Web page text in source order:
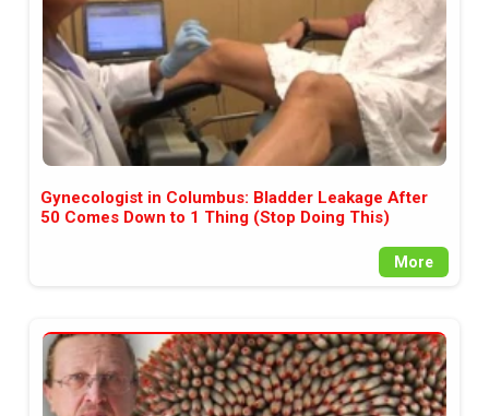
Gynecologist in Columbus: Bladder Leakage After
50 Comes Down to 1 Thing (Stop Doing This)
More